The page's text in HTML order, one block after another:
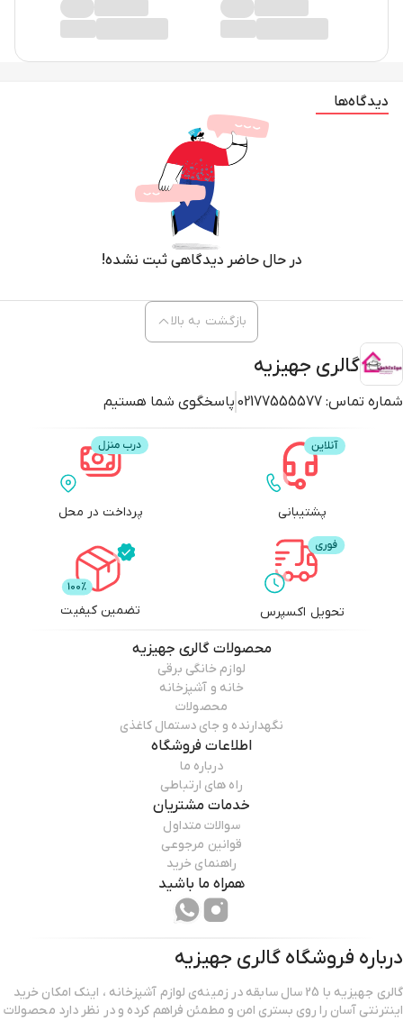
دیدگاه‌ها
در حال حاضر دیدگاهی ثبت نشده!
گالری جهیزیه
شماره تماس: 02177555577 پاسخگوی شما هستیم
بازگشت به بالا
پشتیبانی پرداخت در محل
تحویل اکسپرس تضمین کیفیت
محصولاتگالری جهیزیه
لوازم خانگی برقی
خانه و آشپزخانه
محصولات
نگهدارنده و جای دستمال کاغذی
اطلاعات فروشگاه
درباره ما
راه های ارتباطی
خدمات مشتریان
سوالات متداول
قوانین مرجوعی
راهنمای خرید
همراه ما باشید
درباره فروشگاه گالری جهیزیه
گالری جهیزیه با 25 سال سابقه در زمینه‌ی لوازم آشپزخانه ، اینک امکان خرید
اینترنتی آسان را روی بستری امن و مطمئن فراهم کرده و در نظر دارد محصولات